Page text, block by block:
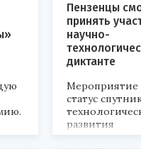
Пензенцы
принять
научно-
диктанте
Мероприятие
статус
развития
«Технопром-